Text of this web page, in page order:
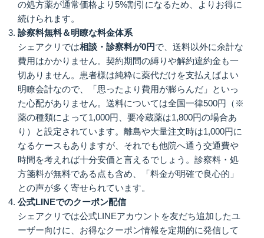
の処方薬が通常価格より5%割引になるため、よりお得に
続けられます。
診察料無料＆明瞭な料金体系
シェアクリでは相談・診察料が0円で、送料以外に余計な
費用はかかりません。契約期間の縛りや解約違約金も一
切ありません。患者様は純粋に薬代だけを支払えばよい
明瞭会計なので、「思ったより費用が膨らんだ」といっ
た心配がありません。送料については全国一律500円（※
薬の種類によって1,000円、要冷蔵薬は1,800円の場合あ
り）と設定されています。離島や大量注文時は1,000円に
なるケースもありますが、それでも他院へ通う交通費や
時間を考えれば十分安価と言えるでしょう。診察料・処
方箋料が無料である点も含め、「料金が明確で良心的」
との声が多く寄せられています。
公式LINEでのクーポン配信
シェアクリでは公式LINEアカウントを友だち追加したユ
ーザー向けに、お得なクーポン情報を定期的に発信して